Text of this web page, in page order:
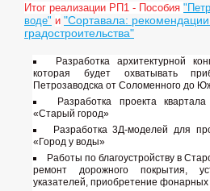
Итог реализации РП1 - Пособия
воде" и "Сортавала:
градостроительства"
Разработка архитектурной
которая будет охватывать
Петрозаводска от Соломенного до
Разработка проекта
«Старый город»
Разработка 3Д-моделей для
«Город у воды»
Работы по благоустройству в
ремонт дорожного покрытия,
указателей, приобретение фонарных